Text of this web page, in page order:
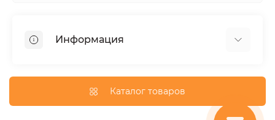
Информация
О магазине
Каталог товаров